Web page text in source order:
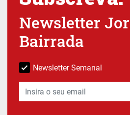
Newsletter
Bairrada
Newsletter Semanal